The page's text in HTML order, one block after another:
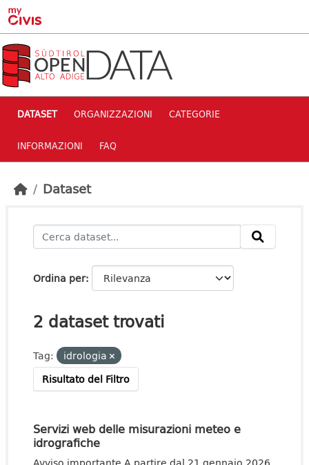
Skip to main content
DATASET ORGANIZZAZIONI CATEGORIE
INFORMAZIONI FAQ
Dataset
Ordina per
2 dataset trovati
Tag:
idrologia
Risultato del Filtro
Servizi web delle misurazioni meteo e
idrografiche